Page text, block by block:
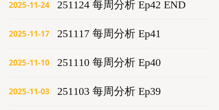
2025-11-24 251124 每周分析 Ep42 END
2025-11-17 251117 每周分析 Ep41
2025-11-10 251110 每周分析 Ep40
2025-11-03 251103 每周分析 Ep39